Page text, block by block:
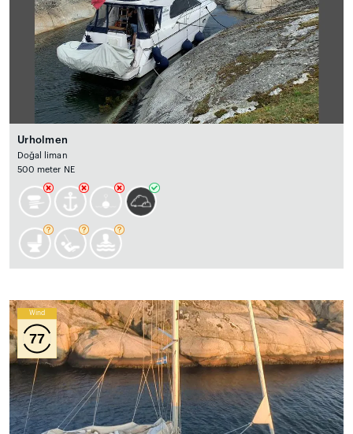
Urholmen
Doğal liman
500 meter NE
Wind
77